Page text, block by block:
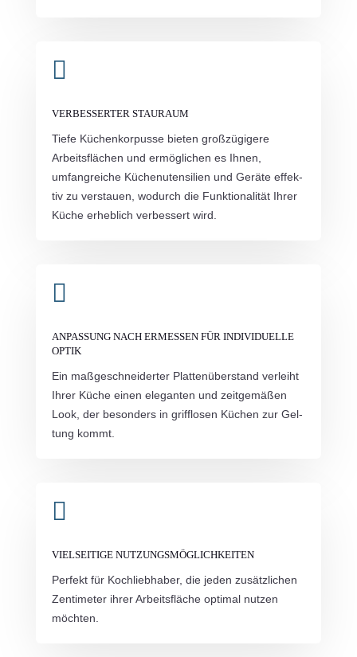

VERBESSERTER STAURAUM
Tie­fe Küchen­kor­pus­se bie­ten groß­zü­gi­ge­re
Arbeits­flä­chen und ermög­li­chen es Ihnen,
umfang­rei­che Küchen­uten­si­li­en und Gerä­te effek­
tiv zu ver­stau­en, wodurch die Funk­tio­na­li­tät Ihrer
Küche erheb­lich ver­bes­sert wird.

ANPASSUNG NACH ERMESSEN FÜR INDIVIDUELLE
OPTIK
Ein maß­ge­schnei­der­ter Plat­ten­über­stand ver­leiht
Ihrer Küche einen ele­gan­ten und zeit­ge­mä­ßen
Look, der beson­ders in griff­lo­sen Küchen zur Gel­
tung kommt.

VIELSEITIGE NUTZUNGSMÖGLICHKEITEN
Per­fekt für Koch­lieb­ha­ber, die jeden zusätz­li­chen
Zen­ti­me­ter ihrer Arbeits­flä­che opti­mal nut­zen
möchten.